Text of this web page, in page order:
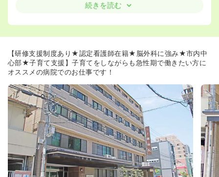
♪≫
ムな環境の中で、知識を習得しながら自分の成長も感じら
れる職場です。
◆認定看護師資格取得支援制度もあるので、今後将来的に
下分野の認定看護師が1名在籍されています。）
◆看護協会の研修参加者に対して、月1万円までは病院が
負担してくれる制度も整っています♪
≪能力や経験ではなく、やる気を大切にされる看護部長で
す♪≫
◆看護部長は「能力や経験以上に、頑張ってくれる人を大
切にしたい」という想いを持たれている方で、スタッフの
事を自分の家族のような存在と考えておられます。一ノ瀬
病院で働いていたことを周りからちゃんと評価してもらえ
続きを読む
【研修支援制度あり★認定看護師在籍★脳外科に強み★市内中
心部★子育て支援】子育てをしながらも急性期で働きたい方に
オススメの病院でのお仕事です！